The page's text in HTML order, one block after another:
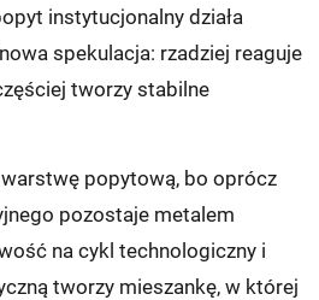
instytucjonalny działa
spekulacja: rzadziej reaguje
tworzy stabilne
popytową, bo oprócz
pozostaje metalem
na cykl technologiczny i
tworzy mieszankę, w której